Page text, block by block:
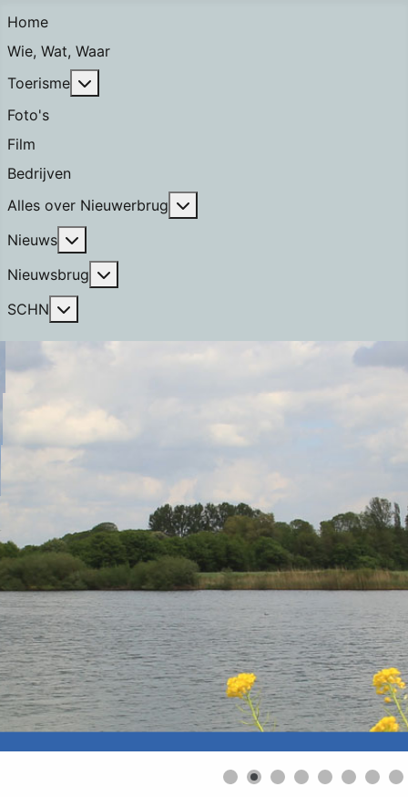
Home
Wie, Wat, Waar
Toerisme
Foto's
Film
Bedrijven
Alles over Nieuwerbrug
Nieuws
Nieuwsbrug
SCHN